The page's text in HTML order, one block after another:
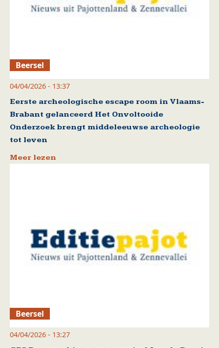
Beersel
04/04/2026 - 13:37
Eerste archeologische escape room in Vlaams-
Brabant gelanceerd Het Onvoltooide
Onderzoek brengt middeleeuwse archeologie
tot leven
Meer lezen
Beersel
04/04/2026 - 13:27